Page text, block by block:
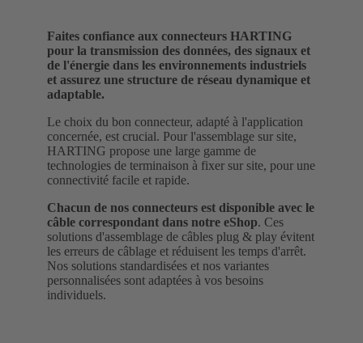
Faites confiance aux connecteurs HARTING
pour la transmission des données, des signaux et
de l'énergie dans les environnements industriels
et assurez une structure de réseau dynamique et
adaptable.
Le choix du bon connecteur, adapté à l'application
concernée, est crucial. Pour l'assemblage sur site,
HARTING propose une large gamme de
technologies de terminaison à fixer sur site, pour une
connectivité facile et rapide.
Chacun de nos connecteurs est disponible avec le
câble correspondant dans notre eShop. Ces
solutions d'assemblage de câbles plug & play évitent
les erreurs de câblage et réduisent les temps d'arrêt.
Nos solutions standardisées et nos variantes
personnalisées sont adaptées à vos besoins
individuels.